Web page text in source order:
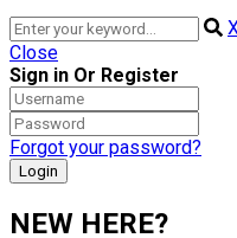
Close
Sign in Or Register
Forgot your password?
NEW HERE?